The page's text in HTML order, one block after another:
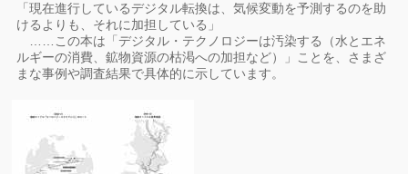
「現在進行しているデジタル転換は、気候変動を予測するのを助
けるよりも、それに加担している」
……この本は「デジタル・テクノロジーは汚染する（水とエネ
ルギーの消費、鉱物資源の枯渇への加担など）」ことを、さまざ
まな事例や調査結果で具体的に示しています。